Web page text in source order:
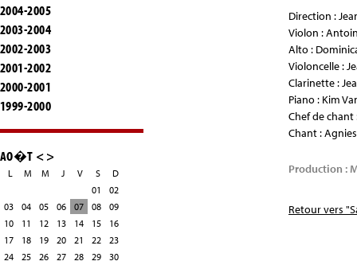
2004-2005
2003-2004
2002-2003
2001-2002
2000-2001
1999-2000
AO�T <>
L M M J V S
D
01
02
03
04 05 06 07 08
09
10
11 12 13 14 15
16
17
18 19 20 21 22
23
24
25 26 27 28 29
30
Direction :
Violon :
Alto :
Violoncelle :
Clarinette :
Piano : Kim
Chef de chant
Chant :
Production :
Retour vers